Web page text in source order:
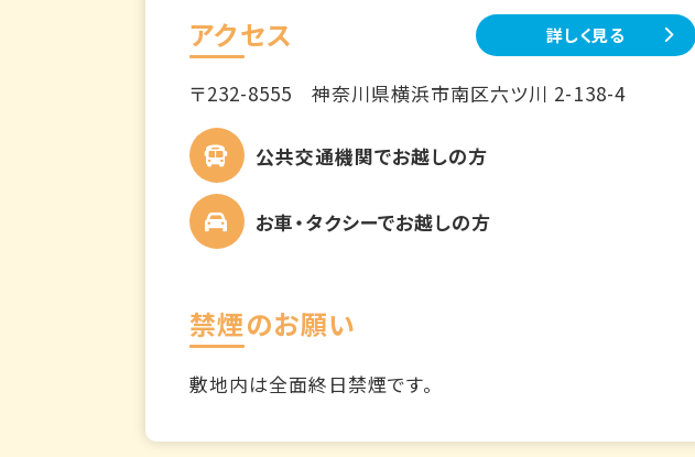
アクセス 詳しく見る
〒232-8555神奈川県横浜市南区六ツ川 2-138-4
公共交通機関でお越しの方
お車・タクシーでお越しの方
禁煙のお願い
敷地内は全面終日禁煙です。